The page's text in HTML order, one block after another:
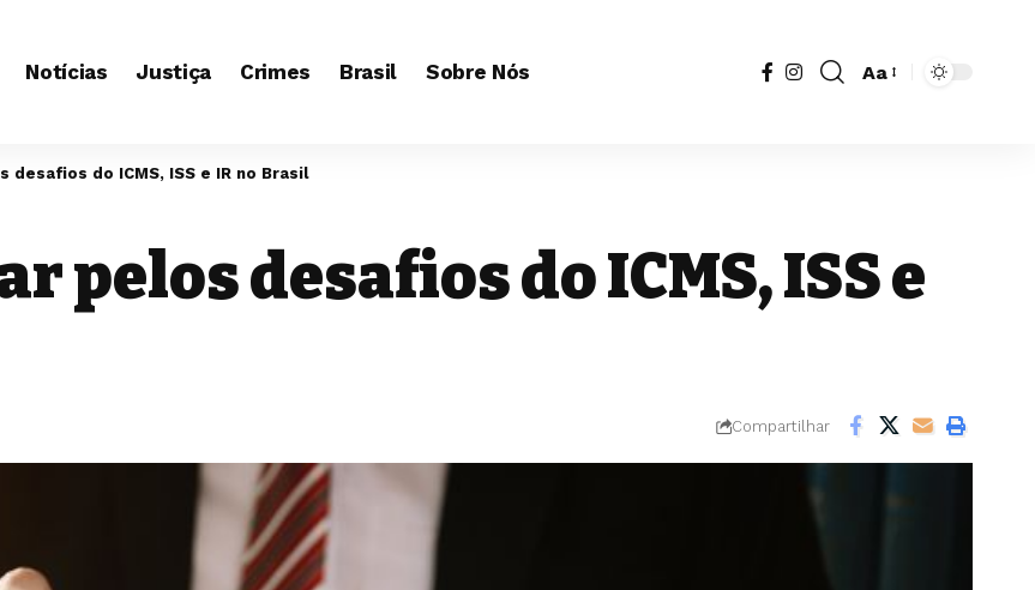
Notícias Justiça Crimes Brasil Sobre Nós
Redimensionador
Aa
desafios do ICMS, ISS e IR no Brasil
pelos desafios do ICMS, ISS e
Compartilhar